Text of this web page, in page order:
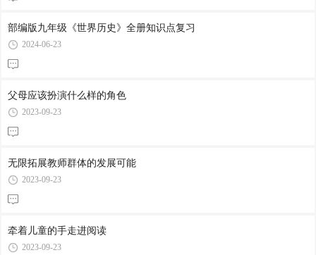
部编版九年级《世界历史》全册知识点复习
2024-06-23
父母应该扮演什么样的角色
2023-09-23
无限拓展教师群体的发展可能
2023-09-23
牵着儿童的手走进阅读
2023-09-23